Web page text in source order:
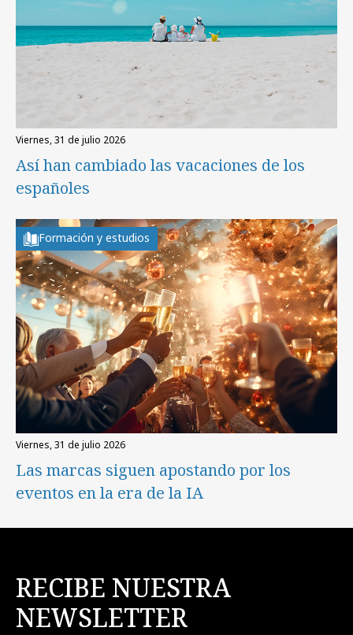
viernes, 31 de julio 2026
Así han cambiado las vacaciones de los
españoles
Formación y estudios
viernes, 31 de julio 2026
Las marcas siguen apostando por los
eventos en la era de la IA
RECIBE NUESTRA
NEWSLETTER